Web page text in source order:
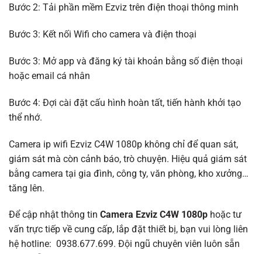
Bước 2: Tải phần mềm Ezviz trên điện thoại thông minh
Bước 3: Kết nối Wifi cho camera và điện thoại
Bước 3: Mở app và đăng ký tài khoản bằng số điện thoại
hoặc email cá nhân
Bước 4: Đợi cài đặt cấu hình hoàn tất, tiến hành khởi tạo
thể nhớ.
Camera ip wifi Ezviz C4W 1080p không chỉ để quan sát,
giám sát mà còn cảnh báo, trò chuyện. Hiệu quả giám sát
bằng camera tại gia đình, công ty, văn phòng, kho xưởng…
tăng lên.
Để cập nhật thông tin Camera Ezviz C4W 1080p hoặc tư
vấn trực tiếp về cung cấp, lắp đặt thiết bị, bạn vui lòng liên
hệ hotline: 0938.677.699. Đội ngũ chuyên viên luôn sẵn